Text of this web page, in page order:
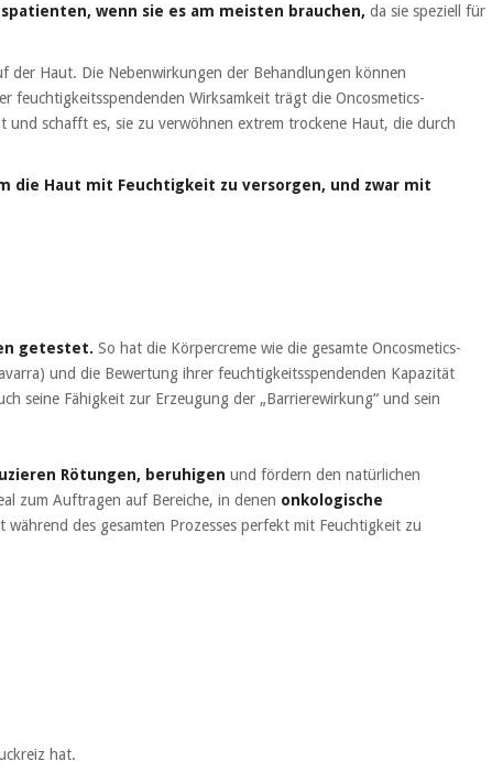
wenn sie es am meisten brauchen, da sie speziell für
der Haut. Die Nebenwirkungen der Behandlungen können
feuchtigkeitsspendenden Wirksamkeit trägt die Oncosmetics-
schafft es, sie zu verwöhnen extrem trockene Haut, die durch
die Haut mit Feuchtigkeit zu versorgen, und zwar mit
getestet. So hat die Körpercreme wie die gesamte Oncosmetics-
und die Bewertung ihrer feuchtigkeitsspendenden Kapazität
seine Fähigkeit zur Erzeugung der „Barrierewirkung“ und sein
Rötungen, beruhigen und fördern den natürlichen
zum Auftragen auf Bereiche, in denen onkologische
während des gesamten Prozesses perfekt mit Feuchtigkeit zu
hat.